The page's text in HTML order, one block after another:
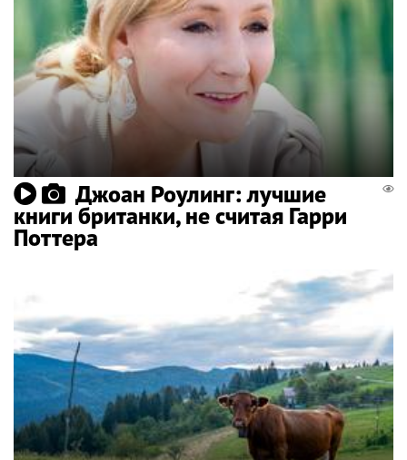
Джоан Роулинг: лучшие
книги британки, не считая Гарри
Поттера